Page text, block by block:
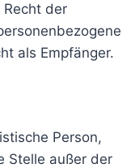
der
als Empfänger.
Person,
Stelle außer der